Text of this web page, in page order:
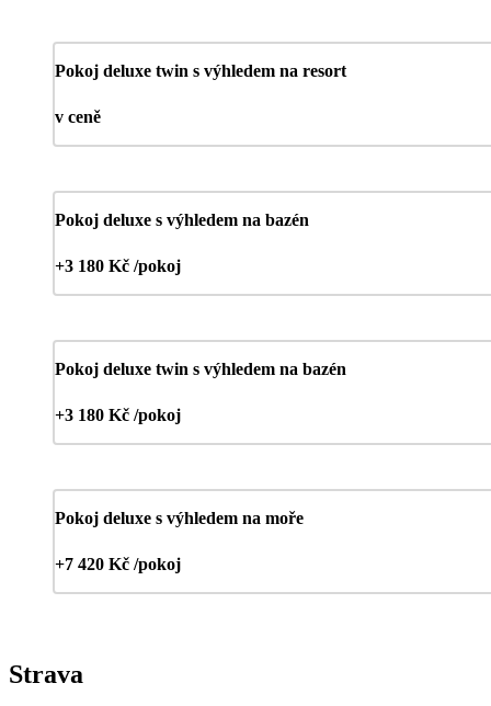
Pokoj deluxe twin s výhledem na resort
v ceně
Pokoj deluxe s výhledem na bazén
+3 180 Kč /pokoj
Pokoj deluxe twin s výhledem na bazén
+3 180 Kč /pokoj
Pokoj deluxe s výhledem na moře
+7 420 Kč /pokoj
Strava